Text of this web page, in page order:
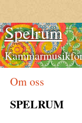
STYRELSE
FOTOGALLERI
Spelrum
Om oss
SPELRUM